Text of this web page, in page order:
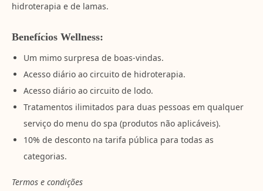
hidroterapia e de lamas.
Benefícios Wellness:
Um mimo surpresa de boas-vindas.
Acesso diário ao circuito de hidroterapia.
Acesso diário ao circuito de lodo.
Tratamentos ilimitados para duas pessoas em qualquer
serviço do menu do spa (produtos não aplicáveis).
10% de desconto na tarifa pública para todas as
categorias.
Termos e condições